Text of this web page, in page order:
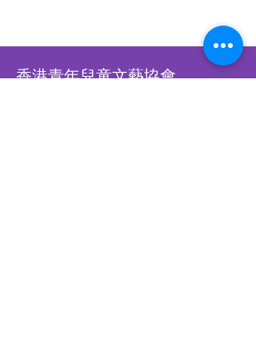
香港青年兒童文藝協會